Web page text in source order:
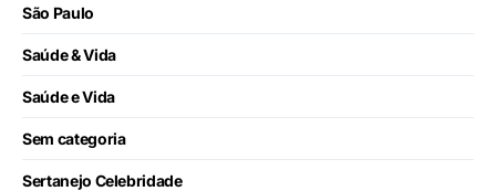
São Paulo
Saúde & Vida
Saúde e Vida
Sem categoria
Sertanejo Celebridade